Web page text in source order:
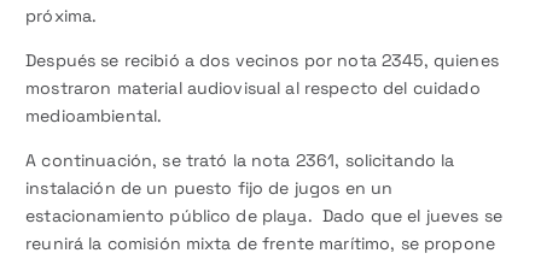
próxima.
Después se recibió a dos vecinos por nota 2345, quienes
mostraron material audiovisual al respecto del cuidado
medioambiental.
A continuación, se trató la nota 2361, solicitando la
instalación de un puesto fijo de jugos en un
estacionamiento público de playa. Dado que el jueves se
reunirá la comisión mixta de frente marítimo, se propone